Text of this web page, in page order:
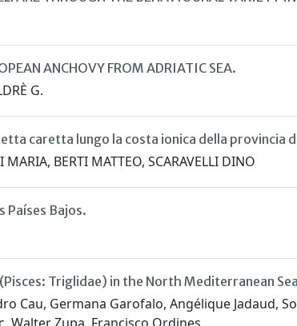
ANCHOVY FROM ADRIATIC SEA.
G.
caretta lungo la costa ionica della provincia
BERTI MATTEO, SCARAVELLI DINO
Países Bajos.
Triglidae) in the North Mediterranean
Cau, Germana Garofalo, Angélique Jadaud,